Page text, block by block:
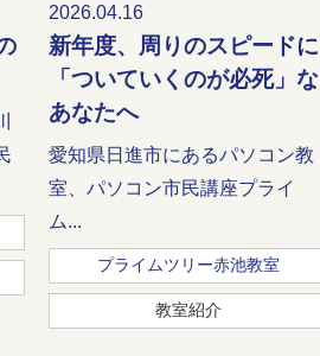
2026.04.16
新年度、周りのスピードに
「ついていくのが必死」な
あなたへ
愛知県日進市にあるパソコン教
室、パソコン市民講座プライ
ム...
プライムツリー赤池教室
教室紹介